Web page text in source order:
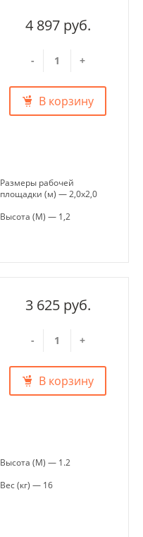
4 897 руб.
- +
В корзину
Размеры рабочей
площадки (м) — 2,0х2,0
Высота (М) — 1,2
3 625 руб.
- +
В корзину
Высота (М) — 1.2
Вес (кг) — 16